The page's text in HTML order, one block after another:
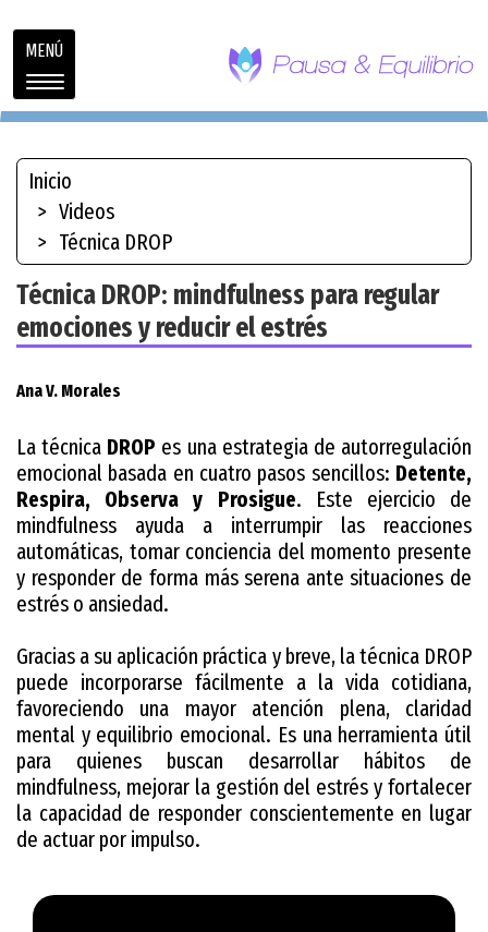
Toggle
navigation
MENÚ
Inicio
Videos
Técnica DROP
Técnica DROP: mindfulness para regular
emociones y reducir el estrés
Ana V. Morales
La técnica DROP es una estrategia de autorregulación
emocional basada en cuatro pasos sencillos: Detente,
Respira, Observa y Prosigue. Este ejercicio de
mindfulness ayuda a interrumpir las reacciones
automáticas, tomar conciencia del momento presente
y responder de forma más serena ante situaciones de
estrés o ansiedad.
Gracias a su aplicación práctica y breve, la técnica DROP
puede incorporarse fácilmente a la vida cotidiana,
favoreciendo una mayor atención plena, claridad
mental y equilibrio emocional. Es una herramienta útil
para quienes buscan desarrollar hábitos de
mindfulness, mejorar la gestión del estrés y fortalecer
la capacidad de responder conscientemente en lugar
de actuar por impulso.